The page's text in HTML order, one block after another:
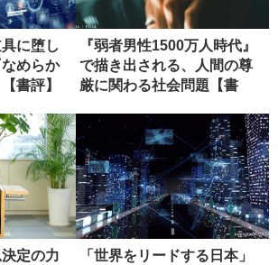
に堕し
めらか
書評】
『弱者男性1500万人時代』
で描き出される、人間の尊
厳に関わる社会問題【書
定の力
「世界をリードする日本」